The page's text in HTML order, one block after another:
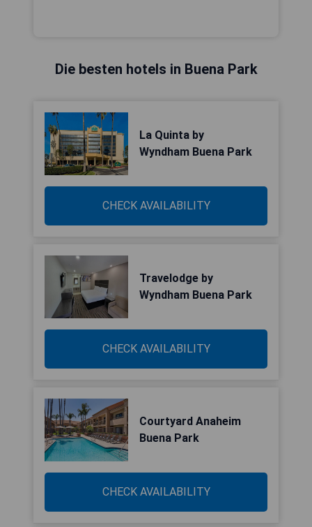
Die besten hotels in Buena Park
La Quinta by
Wyndham Buena Park
CHECK AVAILABILITY
Travelodge by
Wyndham Buena Park
CHECK AVAILABILITY
Courtyard Anaheim
Buena Park
CHECK AVAILABILITY